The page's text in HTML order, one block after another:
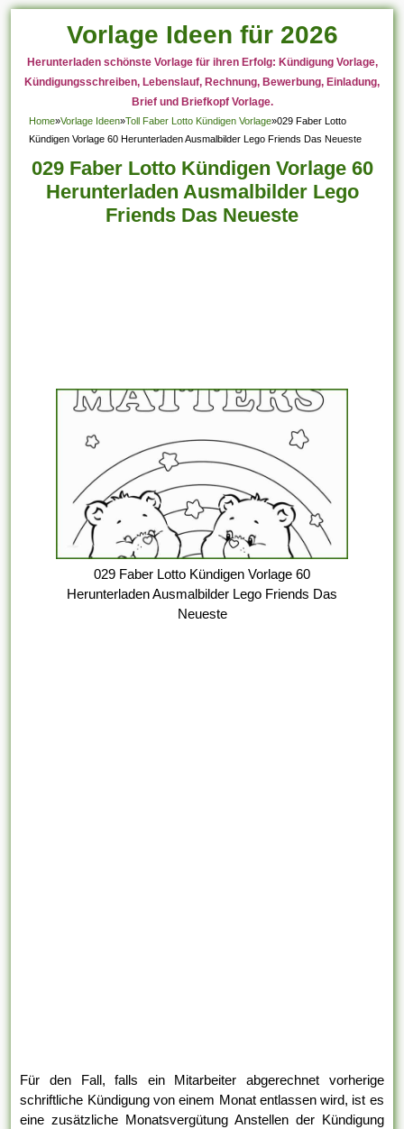
Vorlage Ideen für 2026
Herunterladen schönste Vorlage für ihren Erfolg: Kündigung Vorlage,
Kündigungsschreiben, Lebenslauf, Rechnung, Bewerbung, Einladung,
Brief und Briefkopf Vorlage.
Home»Vorlage Ideen»Toll Faber Lotto Kündigen Vorlage»029 Faber Lotto
Kündigen Vorlage 60 Herunterladen Ausmalbilder Lego Friends Das Neueste
029 Faber Lotto Kündigen Vorlage 60
Herunterladen Ausmalbilder Lego
Friends Das Neueste
029 Faber Lotto Kündigen Vorlage 60
Herunterladen Ausmalbilder Lego Friends Das
Neueste
Für den Fall, falls ein Mitarbeiter abgerechnet vorherige
schriftliche Kündigung von einem Monat entlassen wird, ist es
eine zusätzliche Monatsvergütung Anstellen der Kündigung